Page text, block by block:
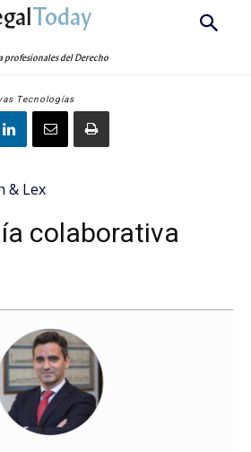
Today
profesionales del Derecho
Tecnologías
& Lex
colaborativa